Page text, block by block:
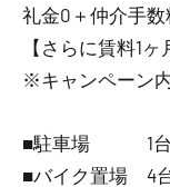
礼金0 ＋ 仲介手
【さらに賃料1
※キャンペーン
■駐車場 1台（
■バイク置場 4